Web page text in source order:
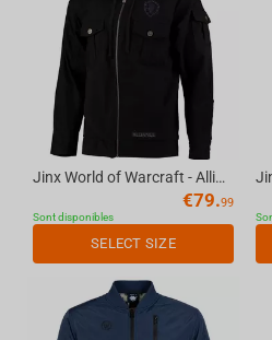
Jinx World of Warcraft - Alliance Fatigue Fatigue Jacket Black, L
€79.99
Sont disponibles
SELECT SIZE